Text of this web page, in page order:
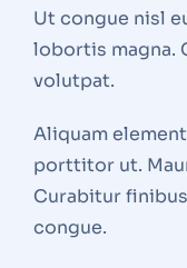
Ut congue nisl
lobortis magna.
volutpat.
Aliquam
porttitor ut.
Curabitur
congue.